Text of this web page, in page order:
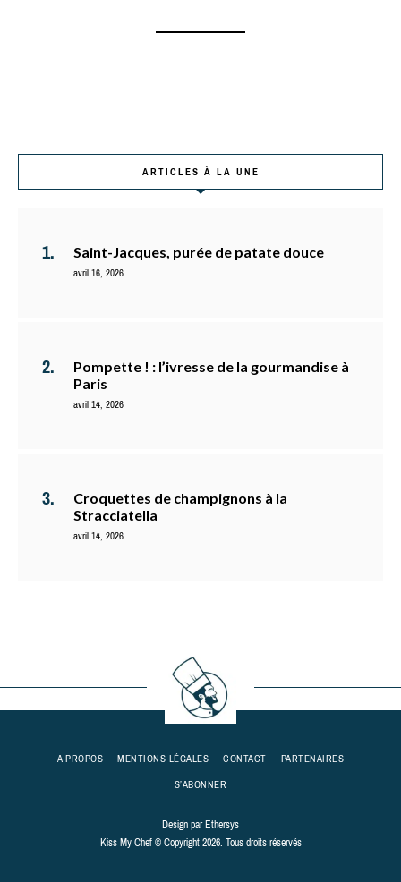
ARTICLES À LA UNE
Saint-Jacques, purée de patate douce
avril 16, 2026
Pompette ! : l’ivresse de la gourmandise à
Paris
avril 14, 2026
Croquettes de champignons à la
Stracciatella
avril 14, 2026
A PROPOS MENTIONS LÉGALES CONTACT
PARTENAIRES
S’ABONNER
Design parEthersys
Kiss My Chef © Copyright 2026. Tous droits réservés